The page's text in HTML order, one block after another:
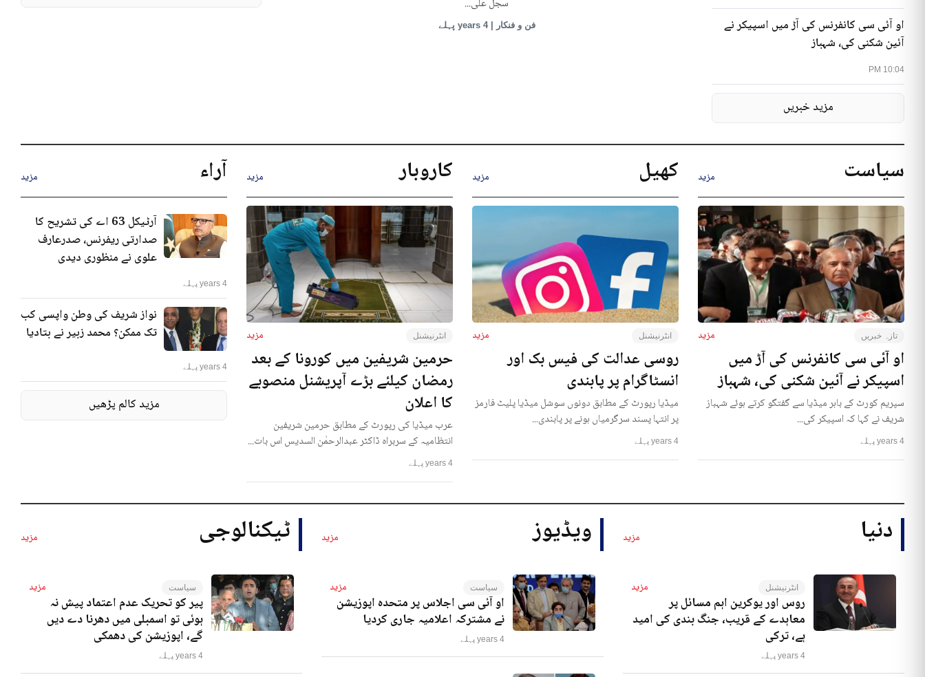
10:04 PM
او آئی سی کانفرنس کی آڑ میں اسپیکر نے
آئین شکنی کی، شہباز
مزید خبریں
کہ کم...
انٹرنیشنل | 4 years پہلے
سیاست مزید
تازہ خبریں مزید
او آئی سی کانفرنس کی آڑ میں
اسپیکر نے آئین شکنی کی، شہباز
سپریم کورٹ کے باہر میڈیا سے گفتگو کرتے ہوئے شہباز
شریف نے کہا کہ اسپیکر کی...
4 years پہلے
کھیل مزید
انٹرنیشنل مزید
روسی عدالت کی فیس بک اور
انسٹاگرام پر پابندی
میڈیا رپورٹ کے مطابق دونوں سوشل میڈیا پلیٹ فارمز
پر انتہا پسند سرگرمیاں ہونے پر پابندی...
4 years پہلے
کاروبار مزید
انٹرنیشنل مزید
حرمین شریفین میں کورونا کے بعد
رمضان کیلئے بڑے آپریشنل منصوبے
کا اعلان
عرب میڈیا کی رپورٹ کے مطابق حرمین شریفین
انتظامیہ کے سربراہ ڈاکٹر عبدالرحمٰن السدیس اس بات...
4 years پہلے
آراء مزید
آرٹیکل 63 اے کی تشریح کا
صدارتی ریفرنس، صدرعارف
علوی نے منظوری دیدی
4 years پہلے
نواز شریف کی وطن واپسی کب
تک ممکن؟ محمد زبیر نے بتادیا
4 years پہلے
مزید کالم پڑھیں
دنیا مزید
انٹرنیشنل مزید
روس اور یوکرین اہم مسائل پر
معاہدے کے قریب، جنگ بندی کی امید
ہے، ترکی
4 years پہلے
ویڈیوز مزید
سیاست مزید
او آئی سی اجلاس پر متحدہ اپوزیشن
نے مشترکہ اعلامیہ جاری کردیا
4 years پہلے
ٹیکنالوجی مزید
سیاست مزید
پیر کو تحریک عدم اعتماد پیش نہ
ہوئی تو اسمبلی میں دھرنا دے دیں
گے، اپوزیشن کی دھمکی
4 years پہلے